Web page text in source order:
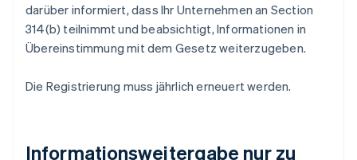
darüber informiert, dass Ihr Unternehmen an Section
314(b) teilnimmt und beabsichtigt, Informationen in
Übereinstimmung mit dem Gesetz weiterzugeben.
Die Registrierung muss jährlich erneuert werden.
Informationsweitergabe nur zu